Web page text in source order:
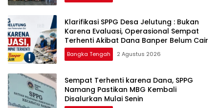
‎Klarifikasi SPPG Desa Jelutung : Bukan
Karena Evaluasi, Operasional Sempat
Terhenti Akibat Dana Banper Belum Cair
Bangka Tengah 2 Agustus 2026
‎Sempat Terhenti karena Dana, SPPG
Namang Pastikan MBG Kembali
Disalurkan Mulai Senin